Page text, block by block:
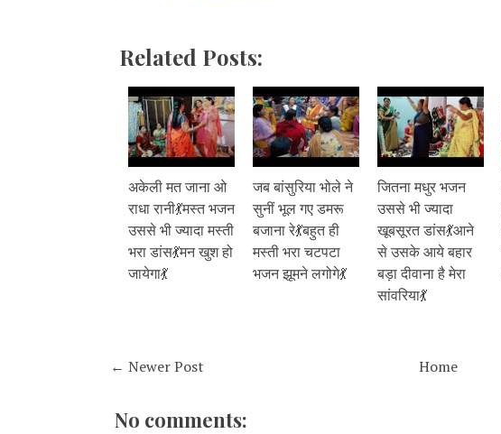
Related Posts:
अकेली मत जाना ओ
राधा रानी💃मस्त भजन
उससे भी ज्यादा मस्ती
भरा डांस💃मन खुश हो
जायेगा💃
जब बांसुरिया भोले ने
सुनीं भूल गए डमरू
बजाना रे💃बहुत ही
मस्ती भरा चटपटा
भजन झूमने लगोगे💃
जितना मधुर भजन
उससे भी ज्यादा
खूबसूरत डांस💃आने
से उसके आये बहार
बड़ा दीवाना है मेरा
सांवरिया💃
← Newer Post Home
No comments: